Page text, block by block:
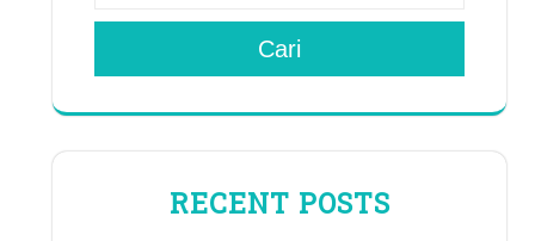
Cari
RECENT POSTS